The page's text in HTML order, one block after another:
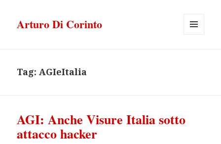
Arturo Di Corinto
Tag:AGIeItalia
AGI: Anche Visure Italia sotto
attacco hacker